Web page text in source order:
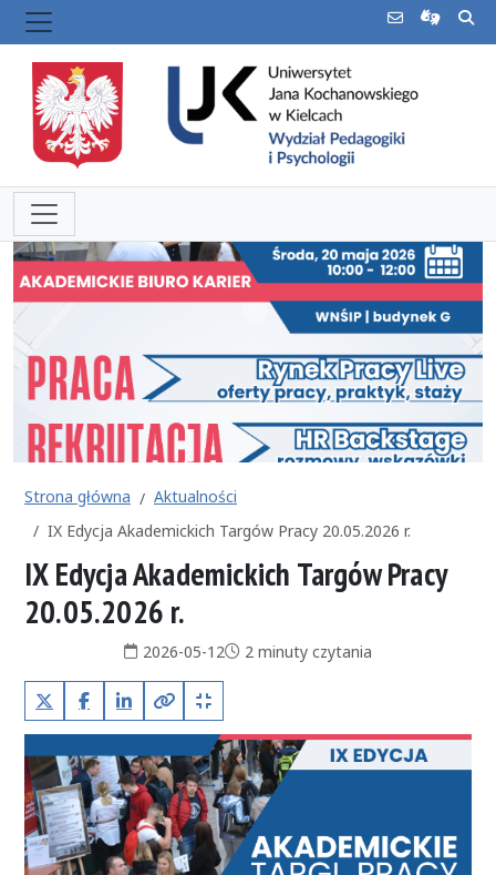
Strona główna
Aktualności
IX Edycja Akademickich Targów Pracy 20.05.2026 r.
IX Edycja Akademickich Targów Pracy
20.05.2026 r.
Data publikacji:
2026-05-12Czas czytania:
2 minuty czytania
X (Twitter)FacebookLinkedInKopiuj pełny link
Kopiuj krótki link